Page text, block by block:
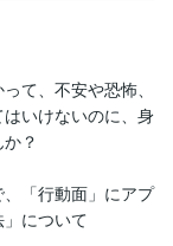
て、不安や恐怖、
いけないのに、身
？
「行動面」にアプ
について